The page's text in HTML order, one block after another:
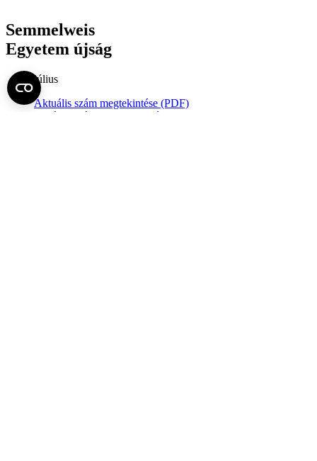
Semmelweis
Egyetem újság
július
Aktuális szám megtekintése (PDF)
Korábbi számok megtekintése